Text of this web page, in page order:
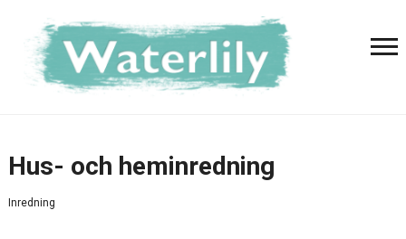
Hus- och heminredning
Inredning